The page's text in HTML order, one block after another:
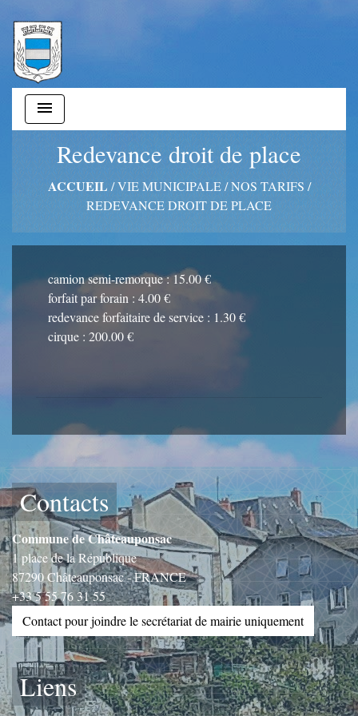
menu
Redevance droit de place
ACCUEIL /VIE MUNICIPALE/NOS TARIFS /
REDEVANCE DROIT DE PLACE
camion semi-remorque : 15.00 €
forfait par forain : 4.00 €
redevance forfaitaire de service : 1.30 €
cirque : 200.00 €
Contacts
Commune de Châteauponsac
1 place de la République
87290 Châteauponsac - FRANCE
+33 5 55 76 31 55
Contact pour joindre le secrétariat de mairie uniquement
Liens